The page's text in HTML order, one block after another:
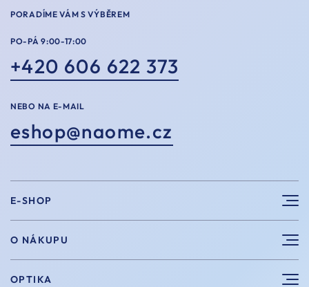
PORADÍME VÁM S VÝBĚREM
PO-PÁ 9:00-17:00
+420 606 622 373
NEBO NA E-MAIL
eshop@naome.cz
E-SHOP
Sluneční brýle
Sportovní brýle
O NÁKUPU
Výhody nákupu u nás
OPTIKA